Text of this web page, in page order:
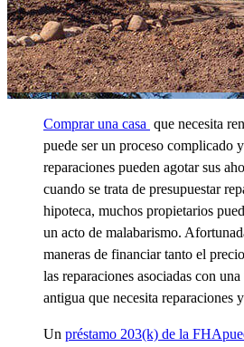
Comprar una casa que necesita
puede ser un proceso complicado
reparaciones pueden agotar sus
cuando se trata de presupuestar
hipoteca, muchos propietarios
un acto de malabarismo.
maneras de financiar tanto el
las reparaciones asociadas con
antigua que necesita reparaciones
Un préstamo 203(k) de la